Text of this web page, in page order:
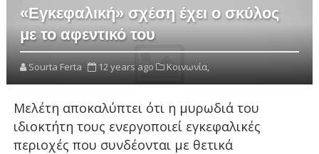
«Εγκεφαλική» σχέση έχει ο σκύλος
με το αφεντικό του
Sourta Ferta 12 years ago Κοινωνία,
Μελέτη αποκαλύπτει ότι η μυρωδιά του
ιδιοκτήτη τους ενεργοποιεί εγκεφαλικές
περιοχές που συνδέονται με θετικά